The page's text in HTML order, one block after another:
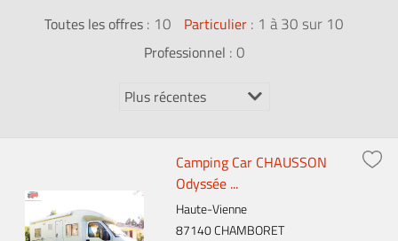
Toutes les offres : 10 Particulier : 1 à 30 sur 10
Professionnel : 0
Camping Car CHAUSSON
Odyssée ...
Haute-Vienne
87140 CHAMBORET